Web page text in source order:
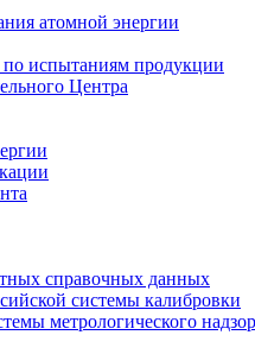
атомной энергии
по испытаниям продукции
Центра
справочных данных
системы калибровки
метрологического